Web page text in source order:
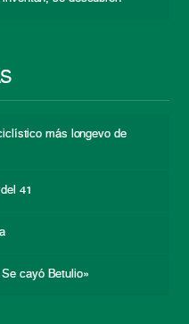
más longevo de
41
cayó Betulio»